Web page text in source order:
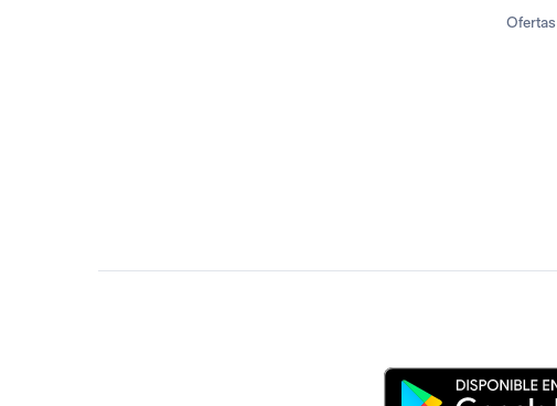
Ofertas